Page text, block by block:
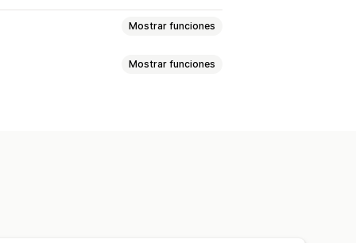
Mostrar funciones
Mostrar funciones